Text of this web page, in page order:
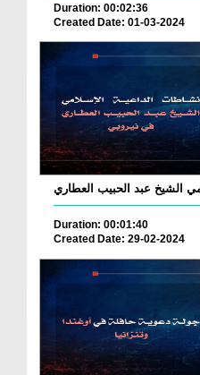
Duration: 00:02:36
Created Date: 01-03-2024
Duration: 00:01:40
Created Date: 29-02-2024